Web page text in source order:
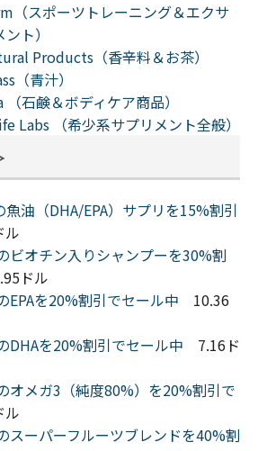
（スポーツトレーニング＆エクサ
ト）
Products（香辛料＆お茶）
（青汁）
石鹸＆ボディケア商品）
Labs （希少系サプリメント全般）
油（DHA/EPA）サプリを15%割引
ル
ビオチン入りシャンプーを30%割
ドル
EPAを20%割引でセール中 10.36
DHAを20%割引でセール中 7.16ド
オメガ3（純度80%）を20%割引で
ル
スーパーフルーツブレンドを40%割